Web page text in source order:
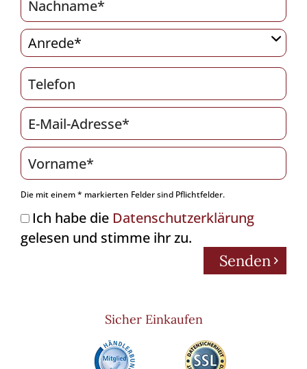
Die mit einem * markierten Felder sind Pflichtfelder.
Ich habe die Datenschutzerklärung
gelesen und stimme ihr zu.
Senden
Sicher Einkaufen